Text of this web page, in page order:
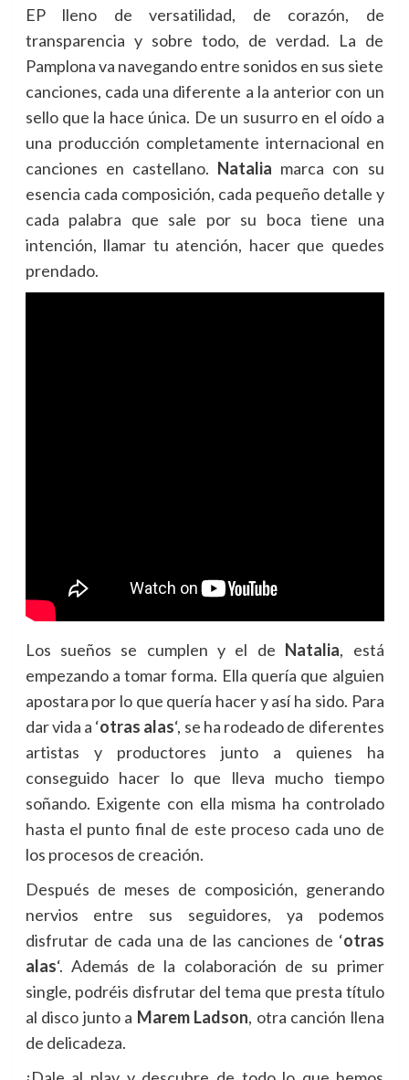
EP lleno de versatilidad, de corazón, de
transparencia y sobre todo, de verdad. La de
Pamplona va navegando entre sonidos en sus siete
canciones, cada una diferente a la anterior con un
sello que la hace única. De un susurro en el oído a
una producción completamente internacional en
canciones en castellano. Natalia marca con su
esencia cada composición, cada pequeño detalle y
cada palabra que sale por su boca tiene una
intención, llamar tu atención, hacer que quedes
prendado.
Los sueños se cumplen y el de Natalia, está
empezando a tomar forma. Ella quería que alguien
apostara por lo que quería hacer y así ha sido. Para
dar vida a ‘otras alas‘, se ha rodeado de diferentes
artistas y productores junto a quienes ha
conseguido hacer lo que lleva mucho tiempo
soñando. Exigente con ella misma ha controlado
hasta el punto final de este proceso cada uno de
los procesos de creación.
Después de meses de composición, generando
nervios entre sus seguidores, ya podemos
disfrutar de cada una de las canciones de ‘otras
alas‘. Además de la colaboración de su primer
single, podréis disfrutar del tema que presta título
al disco junto a Marem Ladson, otra canción llena
de delicadeza.